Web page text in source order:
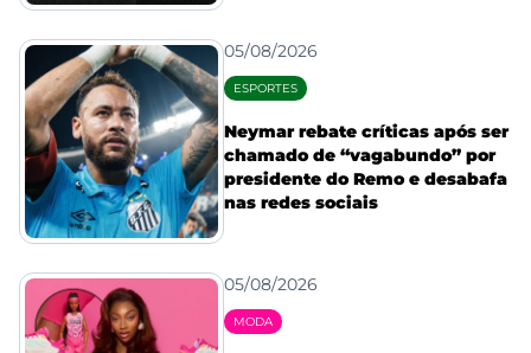
05/08/2026
ESPORTES
Neymar rebate críticas após ser
chamado de “vagabundo” por
presidente do Remo e desabafa
nas redes sociais
05/08/2026
MODA